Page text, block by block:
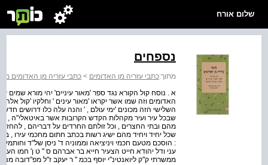
שלום אורח
נספחים
מתוך:כתבי עזריה מן האדומים > כתבי עזריה מן האדומים
א . נוסח קול הקורא נגד ספר 'מאור עיניים' יהי מורא
האדומים וזה שמו אשר יקראו 'מאור עינים ' וחלקיו 'קול
השלישי הזה מכונים 'ימי עולם , ' והנה עלה כלו דרושים
שבכל עיר ועיר מקהלות הקדש הקרובות אשר באיטאלי"ה ,
מהם ובתי החצרים , וכל זולתם החרדים על דבריהם ,
שכל יחיד ויחיד מהם ישיג רשות בכתב חתום מחכמי עירו ,
: הוסכם מטעם חכמי ויניציאה וממוניה ד' ניסן של"ד
עני ודל יהודא חייט הצעיר חייא בר אברהם ס " ט ן' חמו
ממשרתי ק"ק ליואנטינ"י יוסף בכמ " ר יעקב ז"ל מפ"דובה מנחם בן לא"א כמ"ר